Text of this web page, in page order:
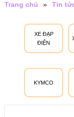
XE ĐẠP
ĐIỆN
KYMCO
Trang chủ » Tin